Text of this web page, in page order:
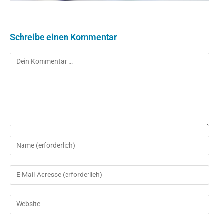
Schreibe einen Kommentar
Kommentar
Gib
deinen
Namen
oder
zum
Kommentieren
Gib
deine
E-
Mail-
Gib
deine